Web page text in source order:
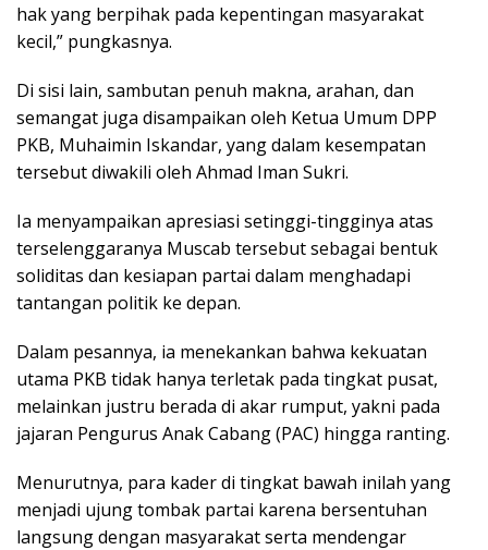
hak yang berpihak pada kepentingan masyarakat
kecil,” pungkasnya.
Di sisi lain, sambutan penuh makna, arahan, dan
semangat juga disampaikan oleh Ketua Umum DPP
PKB, Muhaimin Iskandar, yang dalam kesempatan
tersebut diwakili oleh Ahmad Iman Sukri.
Ia menyampaikan apresiasi setinggi-tingginya atas
terselenggaranya Muscab tersebut sebagai bentuk
soliditas dan kesiapan partai dalam menghadapi
tantangan politik ke depan.
Dalam pesannya, ia menekankan bahwa kekuatan
utama PKB tidak hanya terletak pada tingkat pusat,
melainkan justru berada di akar rumput, yakni pada
jajaran Pengurus Anak Cabang (PAC) hingga ranting.
Menurutnya, para kader di tingkat bawah inilah yang
menjadi ujung tombak partai karena bersentuhan
langsung dengan masyarakat serta mendengar